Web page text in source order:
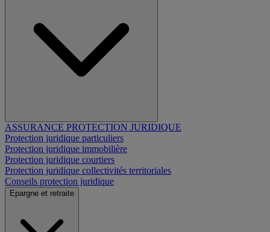
ASSURANCE PROTECTION JURIDIQUE
Protection juridique particuliers
Protection juridique immobilière
Protection juridique courtiers
Protection juridique collectivités territoriales
Conseils protection juridique
Epargne et retraite